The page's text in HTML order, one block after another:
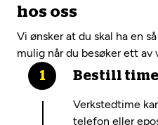
hos oss
Vi ønsker at du skal ha en
mulig når du besøker ett av
Bestill time
Verkstedtime
telefon eller